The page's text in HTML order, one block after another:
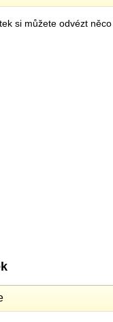
si můžete odvézt něco